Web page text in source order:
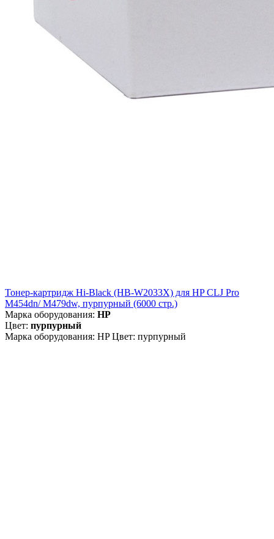
Тонер-картридж Hi-Black (HB-W2033X) для HP CLJ Pro
M454dn/ M479dw, пурпурный (6000 стр.)
Марка оборудования: HP
Цвет: пурпурный
Марка оборудования: HP Цвет: пурпурный